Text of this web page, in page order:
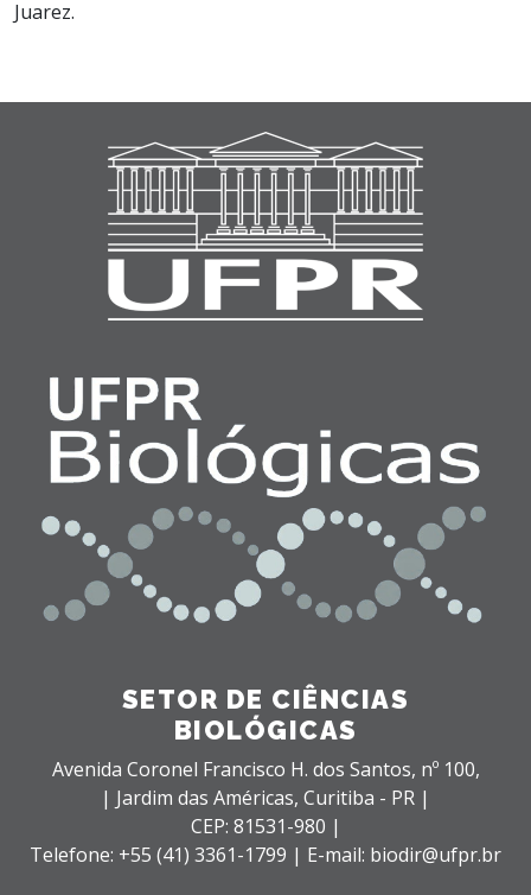
Juarez.
SETOR DE CIÊNCIAS
BIOLÓGICAS
Avenida Coronel Francisco H. dos Santos, nº 100,
| Jardim das Américas, Curitiba - PR |
CEP: 81531-980 |
Telefone: +55 (41) 3361-1799 | E-mail: biodir@ufpr.br